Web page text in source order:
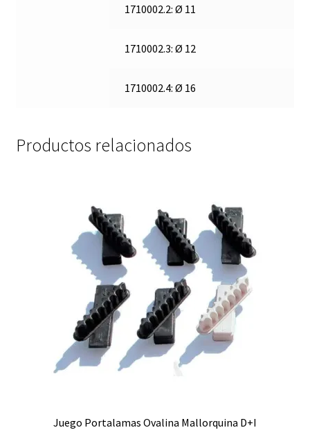
1710002.2: Ø 11
1710002.3: Ø 12
1710002.4: Ø 16
Productos relacionados
Juego Portalamas Ovalina Mallorquina D+I